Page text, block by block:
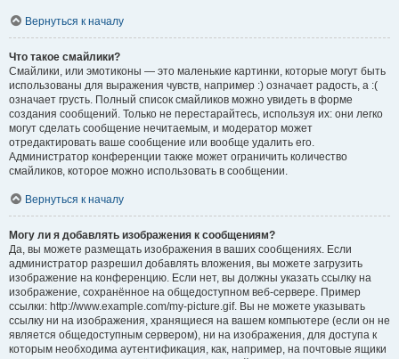
Вернуться к началу
Что такое смайлики?
Смайлики, или эмотиконы — это маленькие картинки, которые могут быть
использованы для выражения чувств, например :) означает радость, а :(
означает грусть. Полный список смайликов можно увидеть в форме
создания сообщений. Только не перестарайтесь, используя их: они легко
могут сделать сообщение нечитаемым, и модератор может
отредактировать ваше сообщение или вообще удалить его.
Администратор конференции также может ограничить количество
смайликов, которое можно использовать в сообщении.
Вернуться к началу
Могу ли я добавлять изображения к сообщениям?
Да, вы можете размещать изображения в ваших сообщениях. Если
администратор разрешил добавлять вложения, вы можете загрузить
изображение на конференцию. Если нет, вы должны указать ссылку на
изображение, сохранённое на общедоступном веб-сервере. Пример
ссылки: http://www.example.com/my-picture.gif. Вы не можете указывать
ссылку ни на изображения, хранящиеся на вашем компьютере (если он не
является общедоступным сервером), ни на изображения, для доступа к
которым необходима аутентификация, как, например, на почтовые ящики